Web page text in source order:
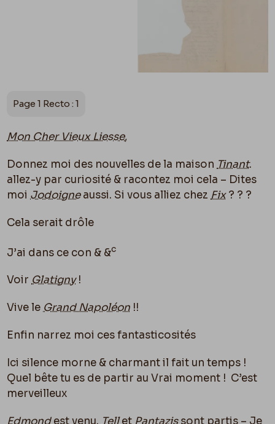
Page 1 Recto : 1
Mon Cher Vieux Liesse,
Donnez moi des nouvelles de la maison Tinant.
allez-y par curiosité & racontez moi cela – Dites
moi Jodoigneaussi. Si vous alliez chez Fix? ? ?
Cela serait drôle
J’ai dans ce con & &c
VoirGlatigny!
Vive leGrand Napoléon !!
Enfin narrez moi cesfantasticosités
Ici silence morne & charmant il fait un temps !
Quel bête tu es de partir au Vrai moment ! C’est
merveilleux